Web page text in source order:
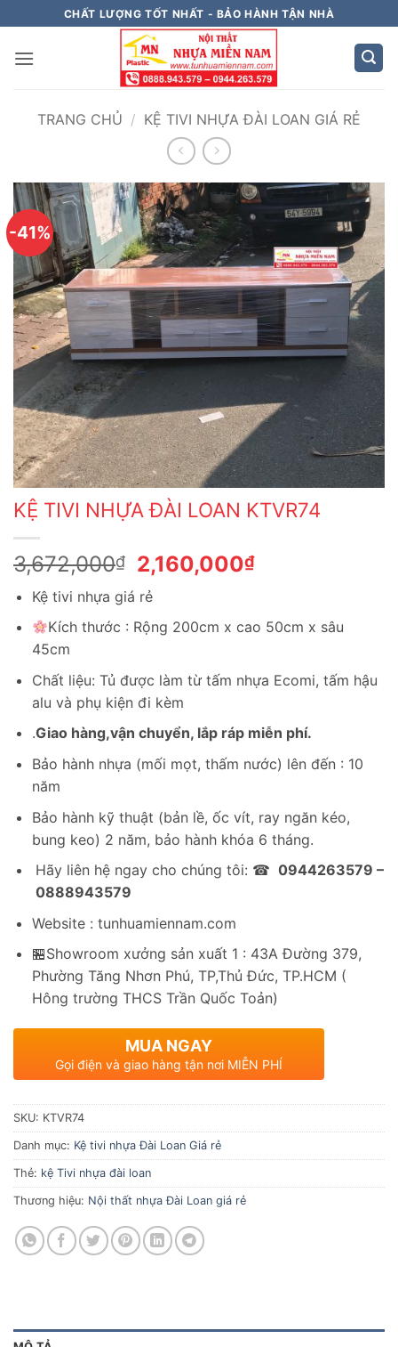
qua
nội
CHẤT LƯỢNG TỐT NHẤT - BẢO HÀNH TẬN NHÀ
TRANG CHỦ / KỆ TIVI NHỰA ĐÀI LOAN GIÁ RẺ
-41%
KỆ TIVI NHỰA ĐÀI LOAN KTVR74
3,672,000₫
Giá
gốc
là:
3,672,000₫.
2,160,000₫Giá
là:
Kệ tivi nhựa giá rẻ
Kích thước : Rộng 200cm x cao 50cm x sâu
45cm
Chất liệu: Tủ được làm từ tấm nhựa Ecomi, tấm hậu
alu và phụ kiện đi kèm
.Giao hàng,vận chuyển, lắp ráp miễn phí.
Bảo hành nhựa (mối mọt, thấm nước) lên đến : 10
năm
Bảo hành kỹ thuật (bản lề, ốc vít, ray ngăn kéo,
bung keo) 2 năm, bảo hành khóa 6 tháng.
Hãy liên hệ ngay cho chúng tôi: ☎ 0944263579 –
0888943579
Website : tunhuamiennam.com
🏪Showroom xưởng sản xuất 1 : 43A Đường 379,
Phường Tăng Nhơn Phú, TP,Thủ Đức, TP.HCM (
Hông trường THCS Trần Quốc Toản)
MUA NGAY
Gọi điện và giao hàng tận nơi MIỄN PHÍ
SKU: KTVR74
Danh mục: Kệ tivi nhựa Đài Loan Giá rẻ
Thẻ: kệ Tivi nhựa đài loan
Thương hiệu: Nội thất nhựa Đài Loan giá rẻ